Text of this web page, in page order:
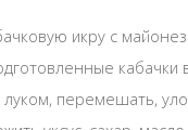
икру с
кабачки
перемешать,